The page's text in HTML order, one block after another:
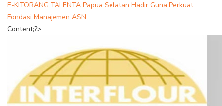
E-KITORANG TALENTA Papua Selatan Hadir Guna Perkuat
Fondasi Manajemen ASN
Content;?>